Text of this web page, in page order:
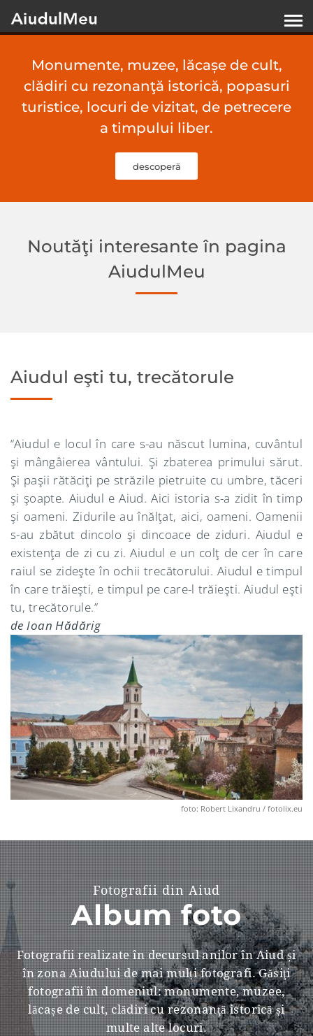
Monumente, muzee, lăcașe de cult,
clădiri cu rezonanţă istorică, popasuri
turistice, locuri de vizitat, de petrecere
a timpului liber.
descoperă
Noutăţi interesante în pagina
AiudulMeu
Aiudul eşti tu, trecătorule
“Aiudul e locul în care s-au născut lumina, cuvântul
şi mângâierea vântului. Şi zbaterea primului sărut.
Şi paşii rătăciţi pe străzile pietruite cu umbre, tăceri
şi şoapte. Aiudul e Aiud. Aici istoria s-a zidit în timp
şi oameni. Zidurile au înălţat, aici, oameni. Oamenii
s-au zbătut dincolo şi dincoace de ziduri. Aiudul e
existenţa de zi cu zi. Aiudul e un colţ de cer în care
raiul se zideşte în ochii trecătorului. Aiudul e timpul
în care trăieşti, e timpul pe care-l trăieşti. Aiudul eşti
tu, trecătorule.”
de Ioan Hădărig
foto: Robert Lixandru / fotolix.eu
Fotografii din Aiud
Album foto
Fotografii realizate în decursul anilor în Aiud și
în zona Aiudului de mai mulți fotografi. Găsiţi
fotografii în domeniul: monumente, muzee,
lăcașe de cult, clădiri cu rezonanţă istorică și
multe alte locuri.